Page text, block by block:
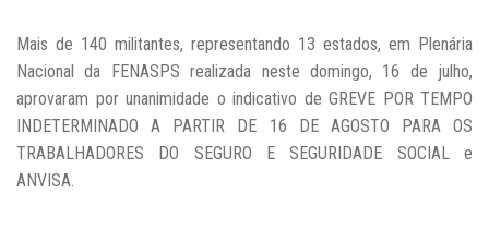
Mais de 140 militantes, representando 13 estados, em Plenária
Nacional da FENASPS realizada neste domingo, 16 de julho,
aprovaram por unanimidade o indicativo de GREVE POR TEMPO
INDETERMINADO A PARTIR DE 16 DE AGOSTO PARA OS
TRABALHADORES DO SEGURO E SEGURIDADE SOCIAL e
ANVISA.